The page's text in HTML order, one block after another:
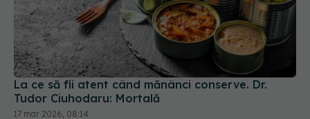
La ce să fii atent când mănânci conserve. Dr.
Tudor Ciuhodaru: Mortală
17 mar 2026, 08:14